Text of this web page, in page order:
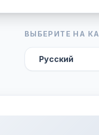
ВЫБЕРИТЕ НА